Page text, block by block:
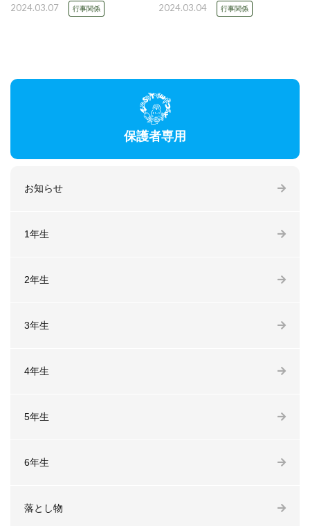
2024.03.07 行事関係 2024.03.04 行事関係
保護者専用
お知らせ
1年生
2年生
3年生
4年生
5年生
6年生
落とし物